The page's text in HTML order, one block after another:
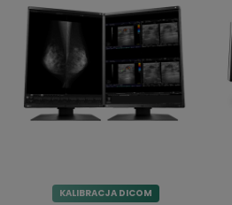
KALIBRACJA DICOM